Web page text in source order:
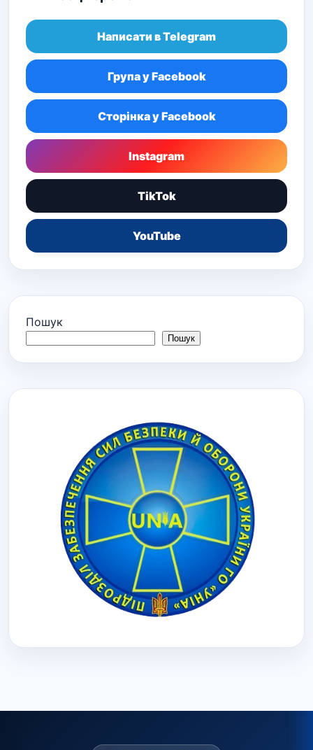
Написати в Telegram
Група у Facebook
Сторінка у Facebook
Instagram
TikTok
YouTube
Пошук
Пошук